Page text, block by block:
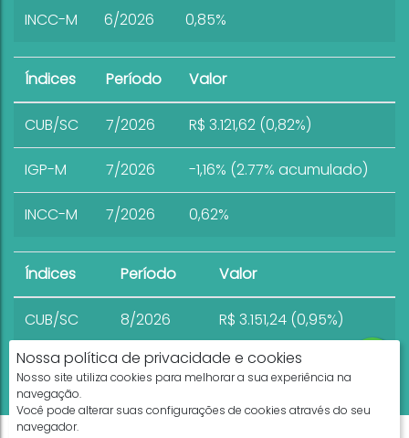
Nossa política de privacidade e cookies
Nosso site utiliza cookies para melhorar a sua experiência na
navegação.
Você pode alterar suas configurações de cookies através do seu
navegador.
INCC-M 6/2026 0,85%
Índices Período Valor
CUB/SC 7/2026 R$ 3.121,62 (0,82%)
IGP-M 7/2026 -1,16% (2.77% acumulado)
INCC-M 7/2026 0,62%
Índices Período Valor
CUB/SC 8/2026 R$ 3.151,24 (0,95%)